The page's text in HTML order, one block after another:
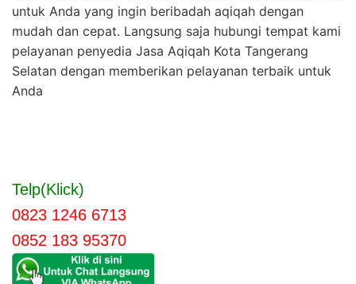
untuk Anda yang ingin beribadah aqiqah dengan
mudah dan cepat. Langsung saja hubungi tempat kami
pelayanan penyedia Jasa Aqiqah Kota Tangerang
Selatan dengan memberikan pelayanan terbaik untuk
Anda
Telp(Klick)
0823 1246 6713
0852 183 95370